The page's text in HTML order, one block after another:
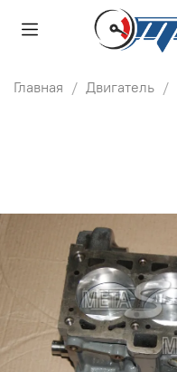
Главная Двигатель